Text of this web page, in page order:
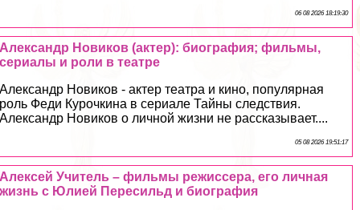
06 08 2026 18:19:30
Александр Новиков (актер): биография; фильмы,
сериалы и роли в театре
Александр Новиков - актер театра и кино, популярная
роль Феди Курочкина в сериале Тайны следствия.
Александр Новиков о личной жизни не рассказывает....
05 08 2026 19:51:17
Алексей Учитель – фильмы режиссера, его личная
жизнь с Юлией Пересильд и биография